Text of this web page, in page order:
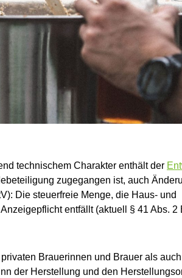
technischem Charakter enthält der
zugegangen ist, auch
Die steuerfreie Menge, die Haus- und
entfällt (aktuell § 41 Abs. 2
Brauerinnen und Brauer als
der Herstellung und den